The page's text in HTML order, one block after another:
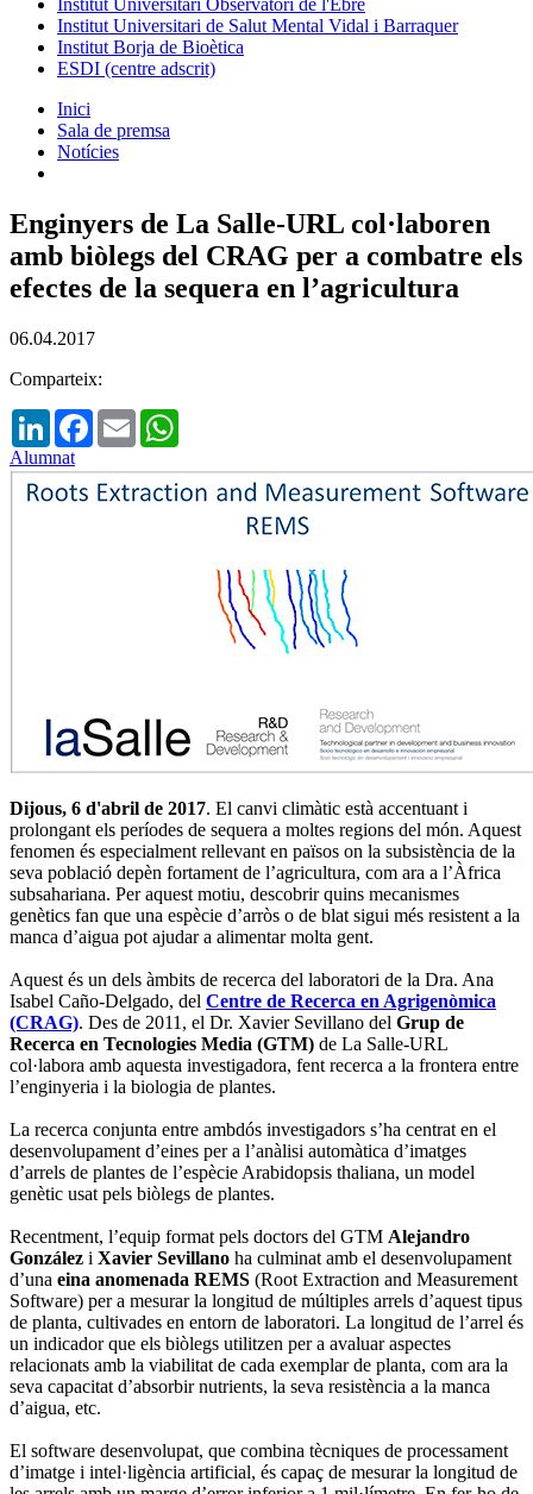
Institut Universitari de Salut Mental Vidal i Barraquer
Institut Borja de Bioètica
ESDI (centre adscrit)
Inici
Sala de premsa
Notícies
Enginyers de La Salle-URL col·laboren
amb biòlegs del CRAG per a combatre els
efectes de la sequera en l’agricultura
06.04.2017
Comparteix:
LinkedInFacebook
Email
Alumnat
Dijous, 6 d'abril de 2017. El canvi climàtic està accentuant i
prolongant els períodes de sequera a moltes regions del món. Aquest
fenomen és especialment rellevant en països on la subsistència de la
seva població depèn fortament de l’agricultura, com ara a l’Àfrica
subsahariana. Per aquest motiu, descobrir quins mecanismes
genètics fan que una espècie d’arròs o de blat sigui més resistent a la
manca d’aigua pot ajudar a alimentar molta gent.
Aquest és un dels àmbits de recerca del laboratori de la Dra. Ana
Isabel Caño-Delgado, del Centre de Recerca en Agrigenòmica
(CRAG). Des de 2011, el Dr. Xavier Sevillano del Grup de
Recerca en Tecnologies Media (GTM) de La Salle-URL
col·labora amb aquesta investigadora, fent recerca a la frontera entre
l’enginyeria i la biologia de plantes.
La recerca conjunta entre ambdós investigadors s’ha centrat en el
desenvolupament d’eines per a l’anàlisi automàtica d’imatges
d’arrels de plantes de l’espècie Arabidopsis thaliana, un model
genètic usat pels biòlegs de plantes.
Recentment, l’equip format pels doctors del GTM Alejandro
González i Xavier Sevillano ha culminat amb el desenvolupament
d’una eina anomenada REMS (Root Extraction and Measurement
Software) per a mesurar la longitud de múltiples arrels d’aquest tipus
de planta, cultivades en entorn de laboratori. La longitud de l’arrel és
un indicador que els biòlegs utilitzen per a avaluar aspectes
relacionats amb la viabilitat de cada exemplar de planta, com ara la
seva capacitat d’absorbir nutrients, la seva resistència a la manca
d’aigua, etc.
El software desenvolupat, que combina tècniques de processament
d’imatge i intel·ligència artificial, és capaç de mesurar la longitud de